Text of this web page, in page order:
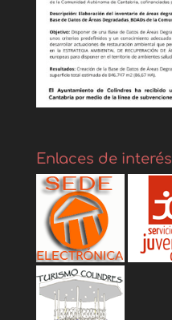
Enlaces de interés